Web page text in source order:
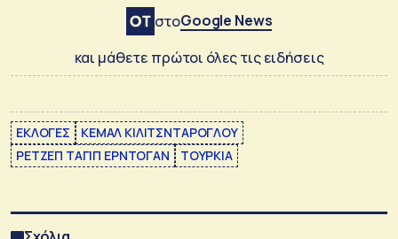
στοGoogle News
και μάθετε πρώτοι όλες τις ειδήσεις
ΕΚΛΟΓΕΣ
ΚΕΜΑΛ ΚΙΛΙΤΣΝΤΑΡΟΓΛΟΥ
ΡΕΤΖΕΠ ΤΑΓΙΠ ΕΡΝΤΟΓΑΝ
ΤΟΥΡΚΙΑ